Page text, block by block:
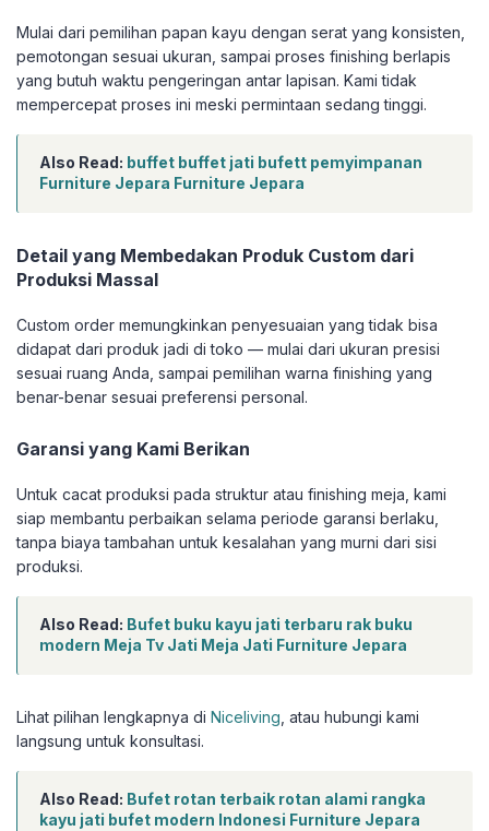
Mulai dari pemilihan papan kayu dengan serat yang konsisten,
pemotongan sesuai ukuran, sampai proses finishing berlapis
yang butuh waktu pengeringan antar lapisan. Kami tidak
mempercepat proses ini meski permintaan sedang tinggi.
Also Read: buffet buffet jati bufett pemyimpanan
Furniture Jepara Furniture Jepara
Detail yang Membedakan Produk Custom dari
Produksi Massal
Custom order memungkinkan penyesuaian yang tidak bisa
didapat dari produk jadi di toko — mulai dari ukuran presisi
sesuai ruang Anda, sampai pemilihan warna finishing yang
benar-benar sesuai preferensi personal.
Garansi yang Kami Berikan
Untuk cacat produksi pada struktur atau finishing meja, kami
siap membantu perbaikan selama periode garansi berlaku,
tanpa biaya tambahan untuk kesalahan yang murni dari sisi
produksi.
Also Read: Bufet buku kayu jati terbaru rak buku
modern Meja Tv Jati Meja Jati Furniture Jepara
Lihat pilihan lengkapnya di Niceliving , atau hubungi kami
langsung untuk konsultasi.
Also Read: Bufet rotan terbaik rotan alami rangka
kayu jati bufet modern Indonesi Furniture Jepara